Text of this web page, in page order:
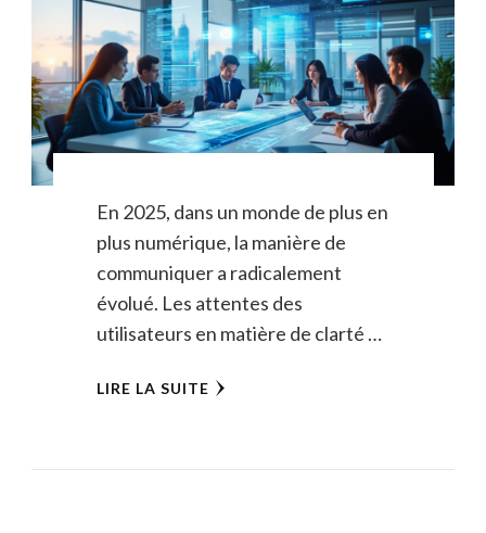
En 2025, dans un monde de plus en
plus numérique, la manière de
communiquer a radicalement
évolué. Les attentes des
utilisateurs en matière de clarté …
LIRE LA SUITE